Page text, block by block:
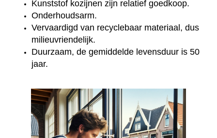
Kunststof kozijnen zijn relatief goedkoop.
Onderhoudsarm.
Vervaardigd van recyclebaar materiaal, dus
milieuvriendelijk.
Duurzaam, de gemiddelde levensduur is 50
jaar.